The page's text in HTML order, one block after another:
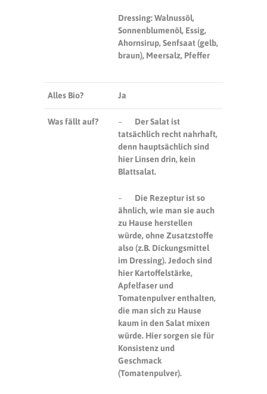
Dressing: Walnussöl,
Sonnenblumenöl, Essig,
Ahornsirup, Senfsaat (gelb,
braun), Meersalz, Pfeffer
Alles Bio? Ja
Was fällt auf? – Der Salat ist
tatsächlich recht nahrhaft,
denn hauptsächlich sind
hier Linsen drin, kein
Blattsalat.
– Die Rezeptur ist so
ähnlich, wie man sie auch
zu Hause herstellen
würde, ohne Zusatzstoffe
also (z.B. Dickungsmittel
im Dressing). Jedoch sind
hier Kartoffelstärke,
Apfelfaser und
Tomatenpulver enthalten,
die man sich zu Hause
kaum in den Salat mixen
würde. Hier sorgen sie für
Konsistenz und
Geschmack
(Tomatenpulver).